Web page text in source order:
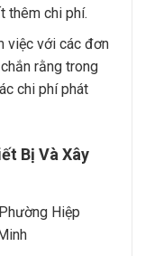
thêm chi phí.
việc với các đơn
rằng trong
chi phí phát
Bị Và Xây
Hiệp